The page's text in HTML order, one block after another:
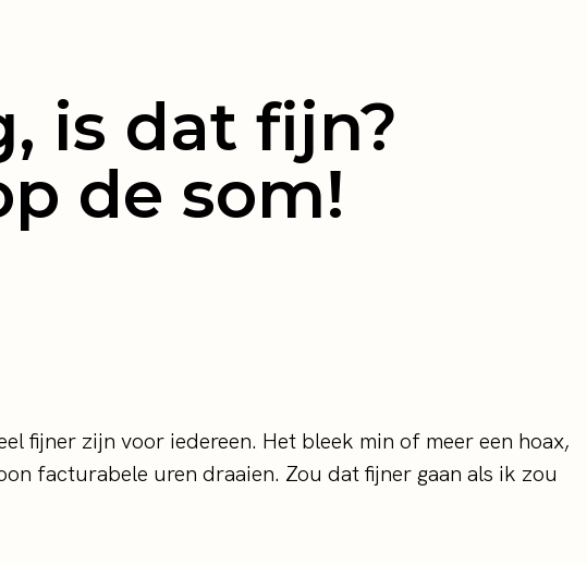
is dat fijn?
de som!
fijner zijn voor iedereen. Het bleek min of meer een hoax,
facturabele uren draaien. Zou dat fijner gaan als ik zou